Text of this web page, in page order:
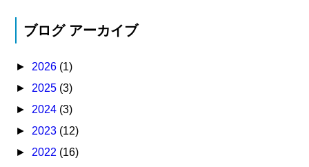
ブログ アーカイブ
► 2026 (1)
► 2025 (3)
► 2024 (3)
► 2023 (12)
► 2022 (16)